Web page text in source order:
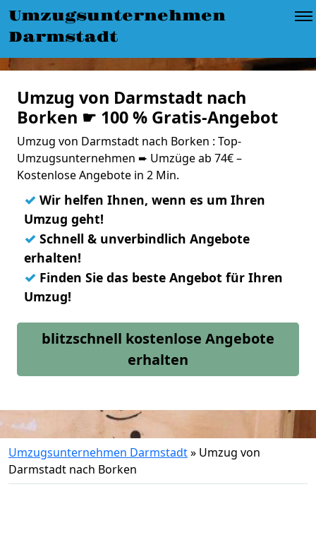
Umzugsunternehmen
Darmstadt
Umzug von Darmstadt nach
Borken ☛ 100 % Gratis-Angebot
Umzug von Darmstadt nach Borken : Top-
Umzugsunternehmen ➨ Umzüge ab 74€ –
Kostenlose Angebote in 2 Min.
✓ Wir helfen Ihnen, wenn es um Ihren
Umzug geht!
✓ Schnell & unverbindlich Angebote
erhalten!
✓ Finden Sie das beste Angebot für Ihren
Umzug!
blitzschnell kostenlose Angebote
erhalten
Umzugsunternehmen Darmstadt» Umzug von
Darmstadt nach Borken